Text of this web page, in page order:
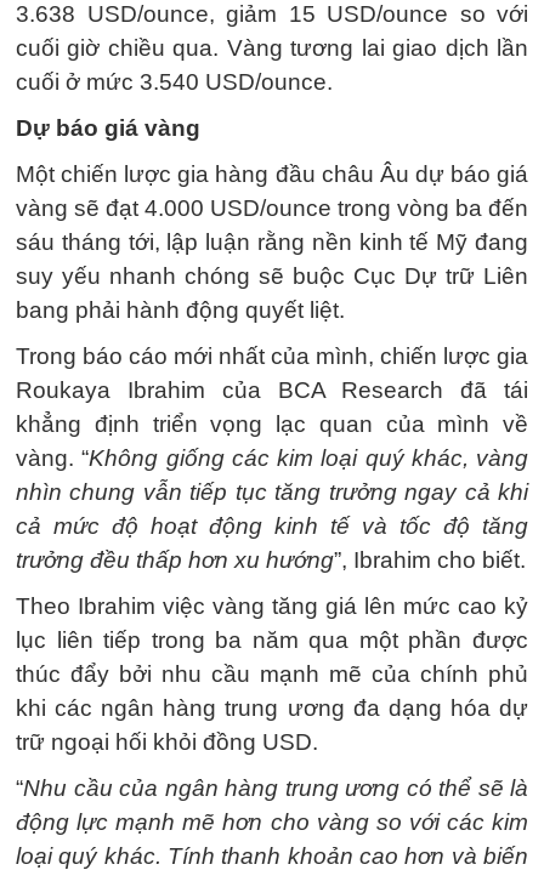
3.638 USD/ounce, giảm 15 USD/ounce so với
cuối giờ chiều qua. Vàng tương lai giao dịch lần
cuối ở mức 3.540 USD/ounce.
Dự báo giá vàng
Một chiến lược gia hàng đầu châu Âu dự báo giá
vàng sẽ đạt 4.000 USD/ounce trong vòng ba đến
sáu tháng tới, lập luận rằng nền kinh tế Mỹ đang
suy yếu nhanh chóng sẽ buộc Cục Dự trữ Liên
bang phải hành động quyết liệt.
Trong báo cáo mới nhất của mình, chiến lược gia
Roukaya Ibrahim của BCA Research đã tái
khẳng định triển vọng lạc quan của mình về
vàng. “Không giống các kim loại quý khác, vàng
nhìn chung vẫn tiếp tục tăng trưởng ngay cả khi
cả mức độ hoạt động kinh tế và tốc độ tăng
trưởng đều thấp hơn xu hướng”, Ibrahim cho biết.
Theo Ibrahim việc vàng tăng giá lên mức cao kỷ
lục liên tiếp trong ba năm qua một phần được
thúc đẩy bởi nhu cầu mạnh mẽ của chính phủ
khi các ngân hàng trung ương đa dạng hóa dự
trữ ngoại hối khỏi đồng USD.
“Nhu cầu của ngân hàng trung ương có thể sẽ là
động lực mạnh mẽ hơn cho vàng so với các kim
loại quý khác. Tính thanh khoản cao hơn và biến